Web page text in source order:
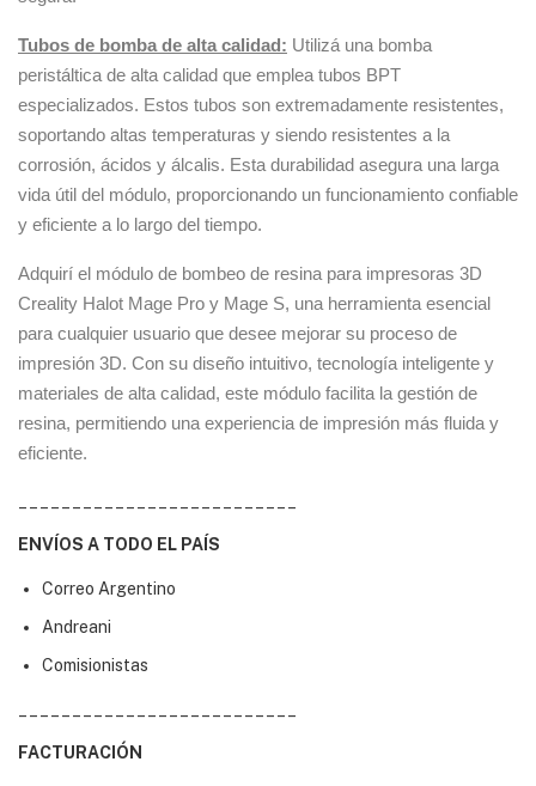
Tubos de bomba de alta calidad: Utilizá una bomba
peristáltica de alta calidad que emplea tubos BPT
especializados. Estos tubos son extremadamente resistentes,
soportando altas temperaturas y siendo resistentes a la
corrosión, ácidos y álcalis. Esta durabilidad asegura una larga
vida útil del módulo, proporcionando un funcionamiento confiable
y eficiente a lo largo del tiempo.
Adquirí el módulo de bombeo de resina para impresoras 3D
Creality Halot Mage Pro y Mage S, una herramienta esencial
para cualquier usuario que desee mejorar su proceso de
impresión 3D. Con su diseño intuitivo, tecnología inteligente y
materiales de alta calidad, este módulo facilita la gestión de
resina, permitiendo una experiencia de impresión más fluida y
eficiente.
ENVÍOS A TODO EL PAÍS
Correo Argentino
Andreani
Comisionistas
FACTURACIÓN